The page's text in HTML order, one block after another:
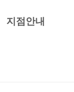
지점안내